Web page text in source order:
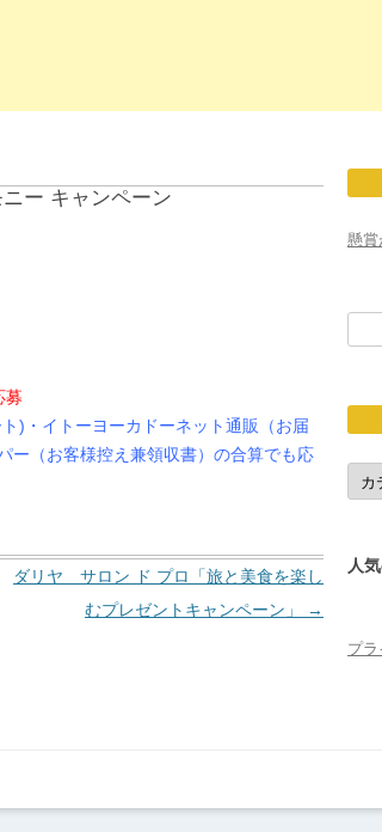
ー キャンペーン
募
)・イトーヨーカドーネット通販（お届
ー（お客様控え兼領収書）の合算でも応
ダリヤ サロン ド プロ「旅と美食を楽し
むプレゼントキャンペーン」
→
懸賞
応
募
締
人
プ